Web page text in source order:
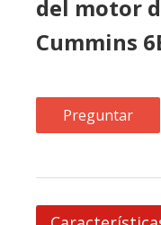
Características
Solicitud
60Hz